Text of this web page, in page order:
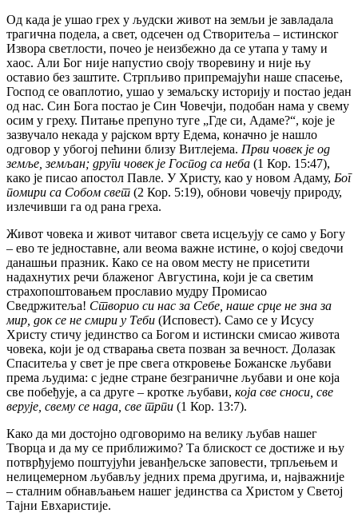
Од када је ушао грех у људски живот на земљи је завладала
трагична подела, а свет, одсечен од Створитеља – истинског
Извора светлости, почео је неизбежно да се утапа у таму и
хаос. Али Бог није напустио своју творевину и није њу
оставио без заштите. Стрпљиво припремајући наше спасење,
Господ се оваплотио, ушао у земаљску историју и постао један
од нас. Син Бога постао је Син Човечји, подобан нама у свему
осим у греху. Питање препуно туге „Где си, Адаме?“, које је
зазвучало некада у рајском врту Едема, коначно је нашло
одговор у убогој пећини близу Витлејема. Први човек је од
земље, земљан; други човек је Господ са неба (1 Кор. 15:47),
како је писао апостол Павле. У Христу, као у новом Адаму, Бог
помири са Собом свет (2 Кор. 5:19), обнови човечју природу,
излечивши га од рана греха.
Живот човека и живот читавог света исцељују се само у Богу
– ево те једноставне, али веома важне истине, о којој сведочи
данашњи празник. Како се на овом месту не присетити
надахнутих речи блаженог Августина, који је са светим
страхопоштовањем прославио мудру Промисао
Сведржитеља! Створио си нас за Себе, наше срце не зна за
мир, док се не смири у Теби (Исповест). Само се у Исусу
Христу стичу јединство са Богом и истински смисао живота
човека, који је од стварања света позван за вечност. Долазак
Спаситеља у свет је пре свега откровење Божанске љубави
према људима: с једне стране безграничне љубави и оне која
све побеђује, а са друге – кротке љубави, која све сноси, све
верује, свему се нада, све трпи (1 Кор. 13:7).
Како да ми достојно одговоримо на велику љубав нашег
Творца и да му се приближимо? Та блискост се достиже и њу
потврђујемо поштујући јеванђељске заповести, трпљењем и
нелицемерном љубављу једних према другима, и, најважније
– сталним обнављањем нашег јединства са Христом у Светој
Тајни Евхаристије.